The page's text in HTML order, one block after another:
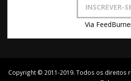
Via
Copyright © 2011-2019. Todos os direitos